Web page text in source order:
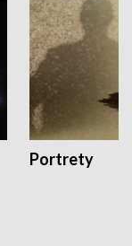
Portrety